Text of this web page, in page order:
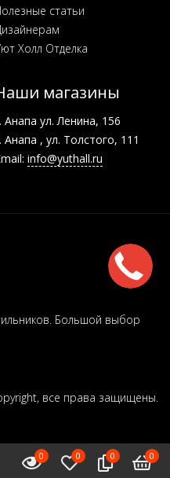
статьи
Холл Отделка
магазины
Анапа ул. Ленина, 156
Анапа , ул. Толстого, 111
info@yuthall.ru
Большой выбор
все права защищены.
0 0 0 0